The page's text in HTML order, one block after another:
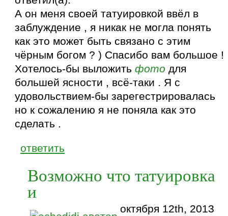
А он меня своей татуировкой ввёл в
заблуждение , я никак не могла понять
как это может быть связано с этим
чёрным богом ? ) Спасибо вам большое !
Хотелось-бы выложитьфото для
большей ясности , всё-таки . Я с
удовольствием-бы зарегестрировалась
но к сожалению я не поняла как это
сделать .
ответить
Возможно что татуировка
и
октября 12th, 2013